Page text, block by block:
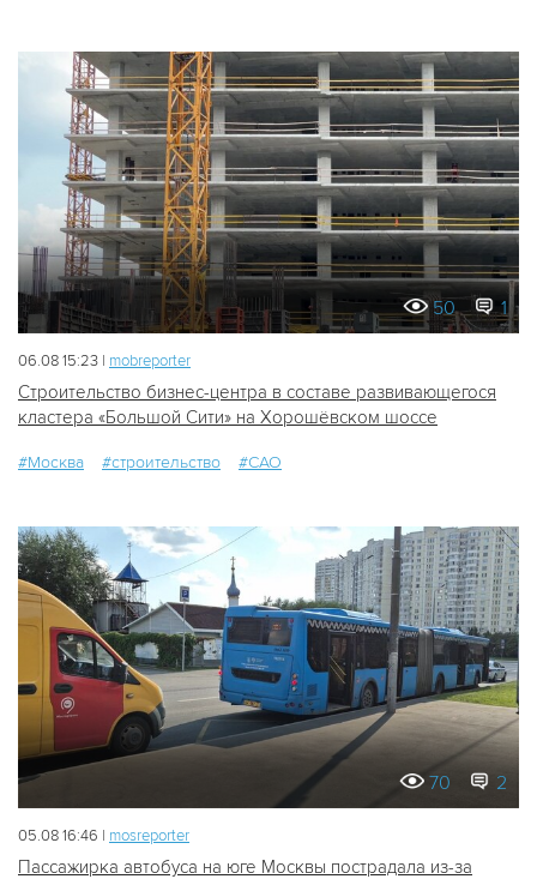
50 1
06.08 15:23 | mobreporter
Строительство бизнес-центра в составе развивающегося
кластера «Большой Сити» на Хорошёвском шоссе
#Москва #строительство #САО
70 2
05.08 16:46 | mosreporter
Пассажирка автобуса на юге Москвы пострадала из-за